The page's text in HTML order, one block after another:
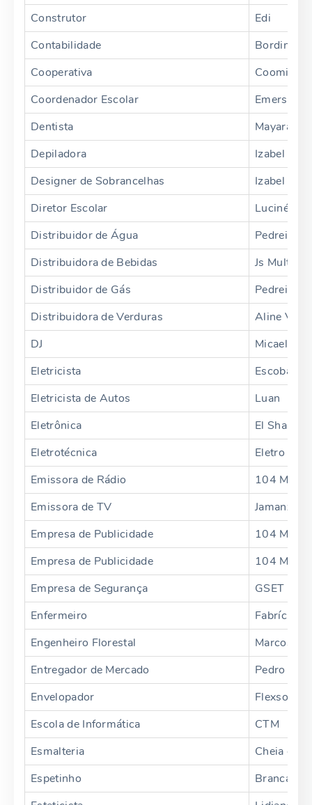
Construtor
Edi
Contabilidade
Bordinhão
Cooperativa
Coordenador Escolar
Emerson
Dentista
Mayara
Depiladora
Izabel
Designer de Sobrancelhas
Izabel
Diretor Escolar
Lucinéia
Distribuidor de Água
Pedreira
Distribuidora de Bebidas
Js
Distribuidor de Gás
Pedreira
Distribuidora de Verduras
Aline
DJ
Micael
Eletricista
Escobar
Eletricista de Autos
Luan
Eletrônica
El Shanday
Eletrotécnica
Eletro
Emissora de Rádio
104
Emissora de TV
Jamanxin
Empresa de Publicidade
104
Empresa de Publicidade
104
Empresa de Segurança
GSET
Enfermeiro
Fabrício
Engenheiro Florestal
Marcos
Entregador de Mercado
Pedro
Envelopador
Flexson
Escola de Informática
CTM
Esmalteria
Cheia de
Espetinho
Branca